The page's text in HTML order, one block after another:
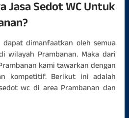
Jasa Sedot WC Untuk
dimanfaatkan oleh semua
wilayah Prambanan. Maka dari
kami tawarkan dengan
kompetitif. Berikut ini adalah
wc di area Prambanan dan